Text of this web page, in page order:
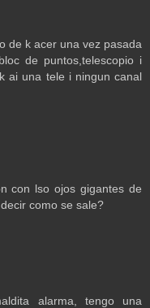
de k acer una vez pasada
de puntos,telescopio i
ai una tele i ningun canal
con lso ojos gigantes de
como se sale?
alarma, tengo una